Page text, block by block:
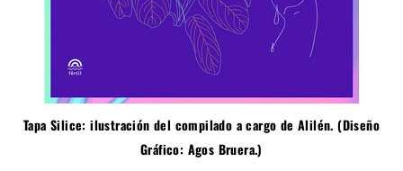
Tapa Silice: ilustración del compilado a cargo de Alilén. (Diseño
Gráfico: Agos Bruera.)